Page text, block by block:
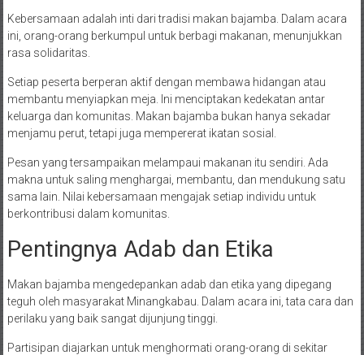
Kebersamaan adalah inti dari tradisi makan bajamba. Dalam acara
ini, orang-orang berkumpul untuk berbagi makanan, menunjukkan
rasa solidaritas.
Setiap peserta berperan aktif dengan membawa hidangan atau
membantu menyiapkan meja. Ini menciptakan kedekatan antar
keluarga dan komunitas. Makan bajamba bukan hanya sekadar
menjamu perut, tetapi juga mempererat ikatan sosial.
Pesan yang tersampaikan melampaui makanan itu sendiri. Ada
makna untuk saling menghargai, membantu, dan mendukung satu
sama lain. Nilai kebersamaan mengajak setiap individu untuk
berkontribusi dalam komunitas.
Pentingnya Adab dan Etika
Makan bajamba mengedepankan adab dan etika yang dipegang
teguh oleh masyarakat Minangkabau. Dalam acara ini, tata cara dan
perilaku yang baik sangat dijunjung tinggi.
Partisipan diajarkan untuk menghormati orang-orang di sekitar